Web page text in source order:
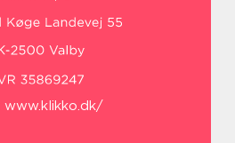
www.klikko.dk/